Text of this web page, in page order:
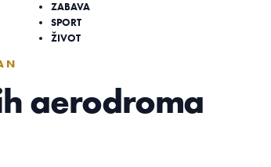
ZABAVA
SPORT
ŽIVOT
aerodroma